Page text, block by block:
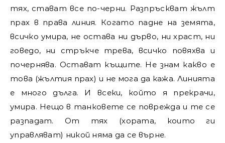
тях, стават все по-черни. Разпръскват жълт
прах в права линия. Когато падне на земята,
всичко умира, не остава ни дърво, ни храст, ни
говедо, ни стръкче трева, всичко повяхва и
почернява. Остават къщите. Не знам какво е
това (жълтия прах) и не мога да кажа. Линията
е много дълга. И всеки, който я прекрачи,
умира. Нещо в танковете се поврежда и те се
разпадат. От тях (хората, които ги
управляват) никой няма да се върне.